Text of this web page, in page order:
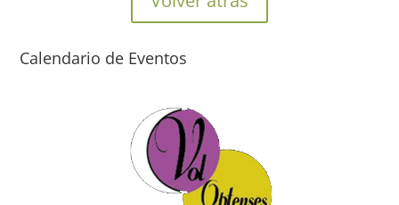
Calendario de Eventos